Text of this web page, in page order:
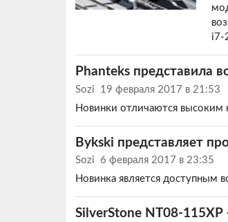
i7-
Phanteks представила
Sozi
19 февраля 2017 в 21:53
Новинки отличаются высоким
Bykski представляет
Sozi
6 февраля 2017 в 23:35
Новинка является доступным
SilverStone NT08-